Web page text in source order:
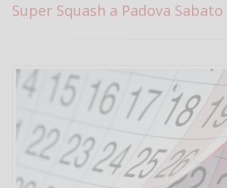
Super Squash a Padova